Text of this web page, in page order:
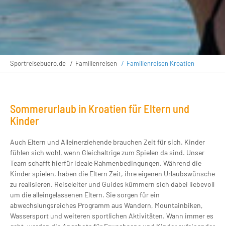
Sportreisebuero.de Familienreisen Familienreisen Kroatien
Sommerurlaub in Kroatien für Eltern und
Kinder
Auch Eltern und Alleinerziehende brauchen Zeit für sich. Kinder
fühlen sich wohl, wenn Gleichaltrige zum Spielen da sind. Unser
Team schafft hierfür ideale Rahmenbedingungen. Während die
Kinder spielen, haben die Eltern Zeit, ihre eigenen Urlaubswünsche
zu realisieren. Reiseleiter und Guides kümmern sich dabei liebevoll
um die alleingelassenen Eltern. Sie sorgen für ein
abwechslungsreiches Programm aus Wandern, Mountainbiken,
Wassersport und weiteren sportlichen Aktivitäten. Wann immer es